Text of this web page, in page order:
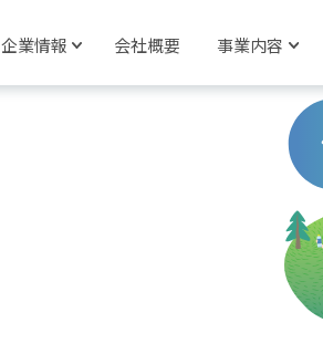
企業情報 会社概要 事業内容